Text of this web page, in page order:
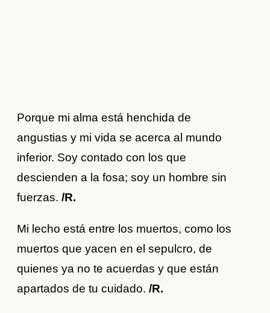
Porque mi alma está henchida de
angustias y mi vida se acerca al mundo
inferior. Soy contado con los que
descienden a la fosa; soy un hombre sin
fuerzas. /R.
Mi lecho está entre los muertos, como los
muertos que yacen en el sepulcro, de
quienes ya no te acuerdas y que están
apartados de tu cuidado. /R.